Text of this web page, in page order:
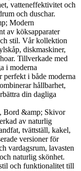
vatteneffektivitet och
och duschar.
Modern
av köksapparater
stil. Vår kollektion
diskmaskiner,
Tillverkade med
i moderna
perfekt i både moderna
hållbarhet,
din dagliga
Bord &amp; Skivor
av naturlig
tvättställ, kakel,
versioner för
vardagsrum, lavasten
naturlig skönhet.
och funktionalitet till